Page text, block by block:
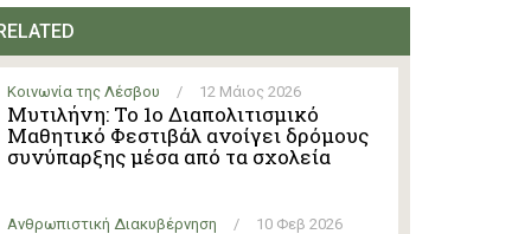
Κοινωνία της Λέσβου / 12 Μάιος 2026
Μυτιλήνη: Το 1ο Διαπολιτισμικό
Μαθητικό Φεστιβάλ ανοίγει δρόμους
συνύπαρξης μέσα από τα σχολεία
Ανθρωπιστική Διακυβέρνηση / 10 Φεβ 2026